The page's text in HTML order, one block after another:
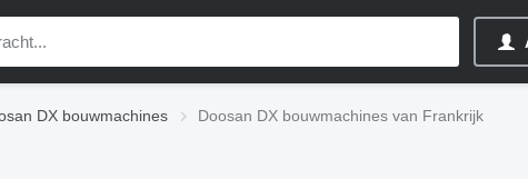
DX bouwmachines Doosan DX bouwmachines van Frankrijk